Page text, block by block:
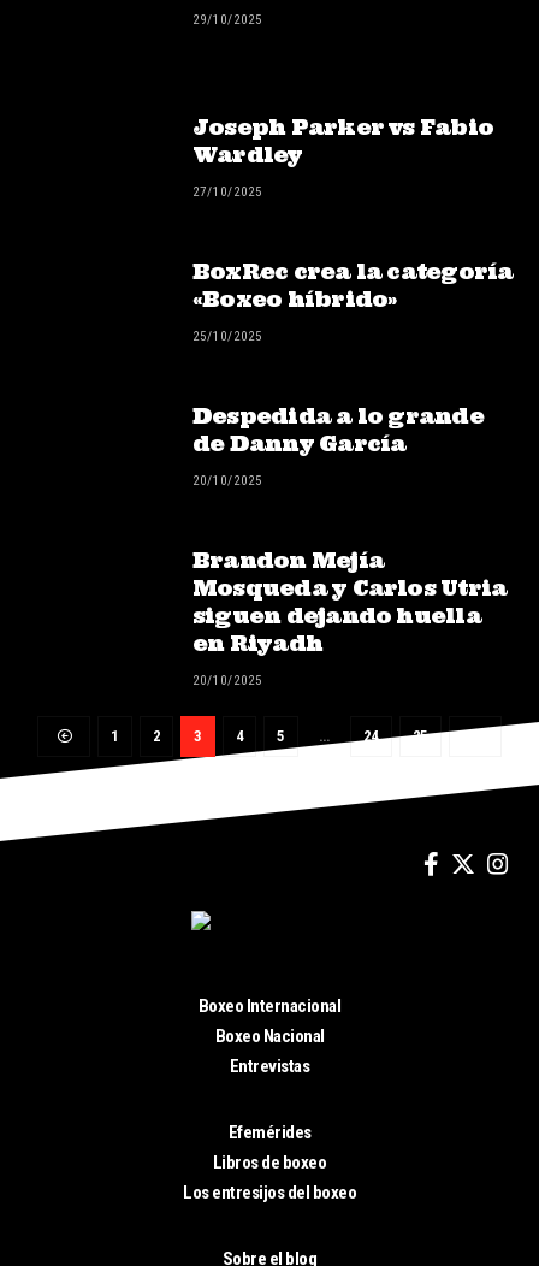
29/10/2025
Joseph Parker vs Fabio
Wardley
27/10/2025
BoxRec crea la categoría
«Boxeo híbrido»
25/10/2025
Despedida a lo grande
de Danny García
20/10/2025
Brandon Mejía
Mosqueda y Carlos Utria
siguen dejando huella
en Riyadh
20/10/2025
1 2 3 4 5 … 24 25
Boxeo Internacional
Boxeo Nacional
Entrevistas
Efemérides
Libros de boxeo
Los entresijos del boxeo
Sobre el blog